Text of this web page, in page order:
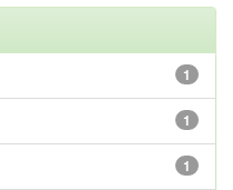
1
1
1